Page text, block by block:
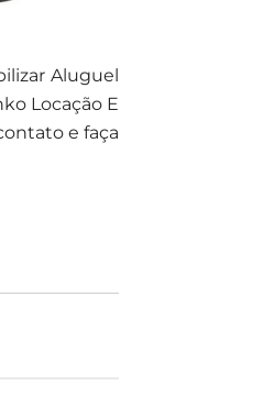
Aluguel
Locação E
e faça